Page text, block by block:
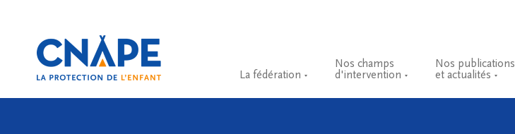
La fédération
Nos champs
d'intervention
Nos publications
et actualités